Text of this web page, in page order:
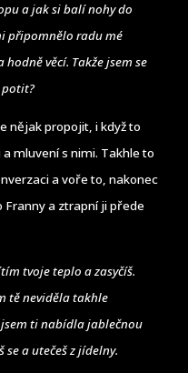
a jak si balí nohy do
připomnělo radu mé
věcí. Takže jsem se
potit?
nějak propojit, i když to
mluvení s nimi. Takhle to
a voře to, nakonec
a ztrapní ji přede
tvoje teplo a zasyčíš.
tě neviděla takhle
ti nabídla jablečnou
a utečeš z jídelny.